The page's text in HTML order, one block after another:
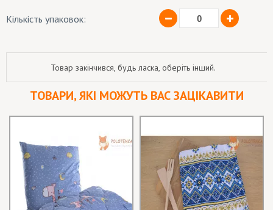
Кількість упаковок:
Товар закінчився, будь ласка, оберіть інший.
ТОВАРИ, ЯКІ МОЖУТЬ ВАС ЗАЦІКАВИТИ